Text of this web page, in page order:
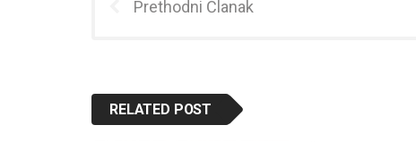
Prethodni Članak
RELATED POST